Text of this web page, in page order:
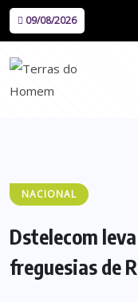
09/08/2026
NACIONAL
Dstelecom
freguesias de